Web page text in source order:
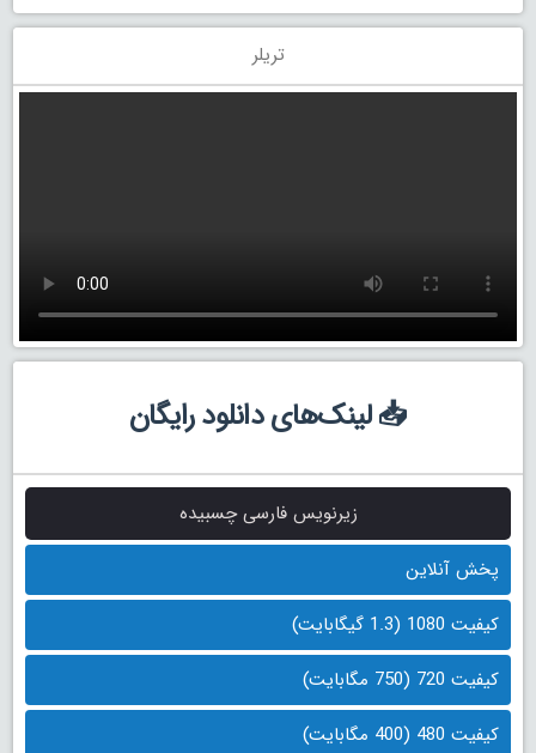
تریلر
📥 لینک‌های دانلود رایگان
زیرنویس فارسی چسبیده
پخش آنلاین
کیفیت 1080 (1.3 گیگابایت)
کیفیت 720 (750 مگابایت)
کیفیت 480 (400 مگابایت)